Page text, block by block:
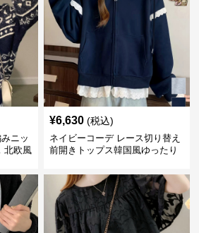
ニッ
北欧風
¥6,630 (税込)
ネイビーコーデ レース切り替え
前開きトップス韓国風ゆったり